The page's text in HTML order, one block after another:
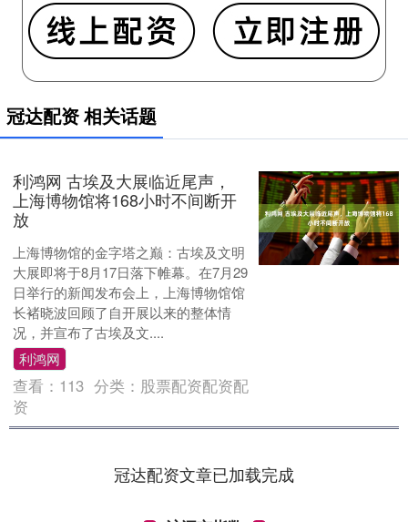
冠达配资 相关话题
利鸿网 古埃及大展临近尾声，
上海博物馆将168小时不间断开
放
上海博物馆的金字塔之巅：古埃及文明
大展即将于8月17日落下帷幕。在7月29
日举行的新闻发布会上，上海博物馆馆
长褚晓波回顾了自开展以来的整体情
况，并宣布了古埃及文....
利鸿网
查看： 113 分类： 股票配资配资配
资
冠达配资文章已加载完成